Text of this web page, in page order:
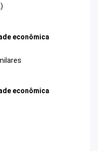
econômica
econômica